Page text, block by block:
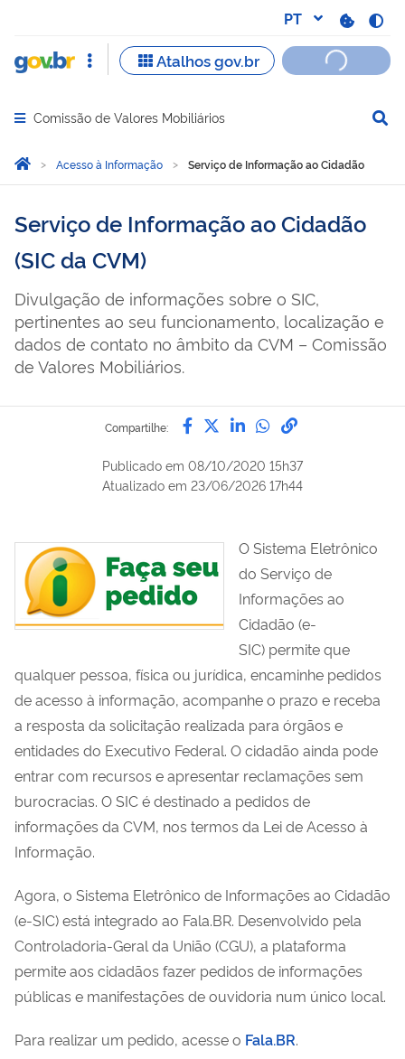
Abrir menu principal de navegação
Comissão de Valores Mobiliários
Você está aqui:
Página Inicial
Acesso à Informação Serviço de Informação ao Cidadão
Serviço de Informação ao Cidadão
(SIC da CVM)
Divulgação de informações sobre o SIC,
pertinentes ao seu funcionamento, localização e
dados de contato no âmbito da CVM – Comissão
de Valores Mobiliários.
Compartilhe: Compartilhe por Facebook
Compartilhe por Twitter
Compartilhe por
Compartilhe
link para
Publicado em 08/10/2020 15h37
Atualizado em 23/06/2026 17h44
O Sistema Eletrônico
do Serviço de
Informações ao
Cidadão (e-
SIC) permite que
qualquer pessoa, física ou jurídica, encaminhe pedidos
de acesso à informação, acompanhe o prazo e receba
a resposta da solicitação realizada para órgãos e
entidades do Executivo Federal. O cidadão ainda pode
entrar com recursos e apresentar reclamações sem
burocracias. O SIC é destinado a pedidos de
informações da CVM, nos termos da Lei de Acesso à
Informação.
Agora, o Sistema Eletrônico de Informações ao Cidadão
(e-SIC) está integrado ao Fala.BR. Desenvolvido pela
Controladoria-Geral da União (CGU), a plataforma
permite aos cidadãos fazer pedidos de informações
públicas e manifestações de ouvidoria num único local.
Para realizar um pedido, acesse o Fala.BR.